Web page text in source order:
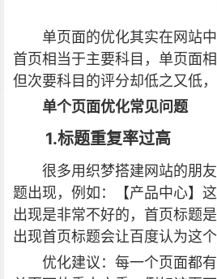
单页面的优化其实在网站
首页相当于主要科目，单页面
但次要科目的评分却低之又低
单个页面优化常见问题
1.标题重复率过高
很多用织梦搭建网站的朋
题出现，例如：【产品中心】
出现是非常不好的，首页标题
出现首页标题会让百度认为这
优化建议：每一个页面都